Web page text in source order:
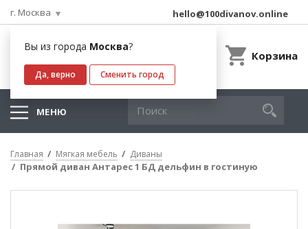
г. Москва
Вы из города Москва?
Да, верно Сменить город
hello@100divanov.online
Корзина
МЕНЮ
Главная Мягкая мебель Диваны
Прямой диван Антарес 1 БД дельфин в гостиную